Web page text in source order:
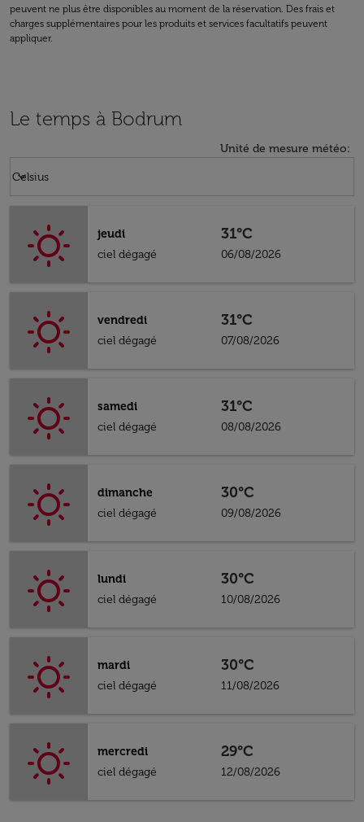
peuvent ne plus être disponibles au moment de la réservation. Des frais et
charges supplémentaires pour les produits et services facultatifs peuvent
appliquer.
Le temps à Bodrum
Unité de mesure météo:
Celsius
keyboard_arrow_down
jeudi
ciel dégagé
31°C
06/08/2026
vendredi
ciel dégagé
31°C
07/08/2026
samedi
ciel dégagé
31°C
08/08/2026
dimanche
ciel dégagé
30°C
09/08/2026
lundi
ciel dégagé
30°C
10/08/2026
mardi
ciel dégagé
30°C
11/08/2026
mercredi
ciel dégagé
29°C
12/08/2026